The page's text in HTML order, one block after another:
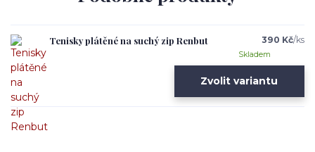
Tenisky plátěné na suchý zip Renbut 390 Kč/ks
Skladem
Zvolit variantu